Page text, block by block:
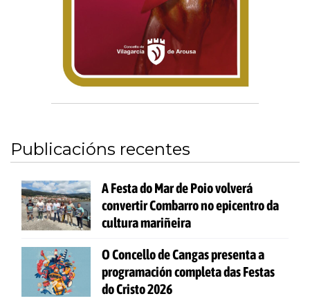
Publicacións recentes
A Festa do Mar de Poio volverá
convertir Combarro no epicentro da
cultura mariñeira
O Concello de Cangas presenta a
programación completa das Festas
do Cristo 2026